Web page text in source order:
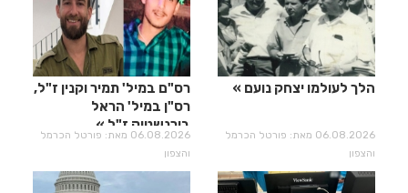
הלך לעולמו יצחק נועם
06.08.2026 מאת: פורטל הכרמל
והצפון
רס"ם במיל' תמיר וקנין ז"ל,
רס"ן במיל' הראל
בירנשטוק ז"ל
06.08.2026 מאת: פורטל הכרמל
והצפון